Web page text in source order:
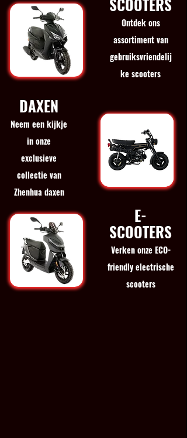
SCOOTERS
Ontdek ons
assortiment van
gebruiksvriendelij
ke scooters
DAXEN
Neem een kijkje
in onze
exclusieve
collectie van
Zhenhua daxen
E-
SCOOTERS
Verken onze ECO-
friendly electrische
scooters